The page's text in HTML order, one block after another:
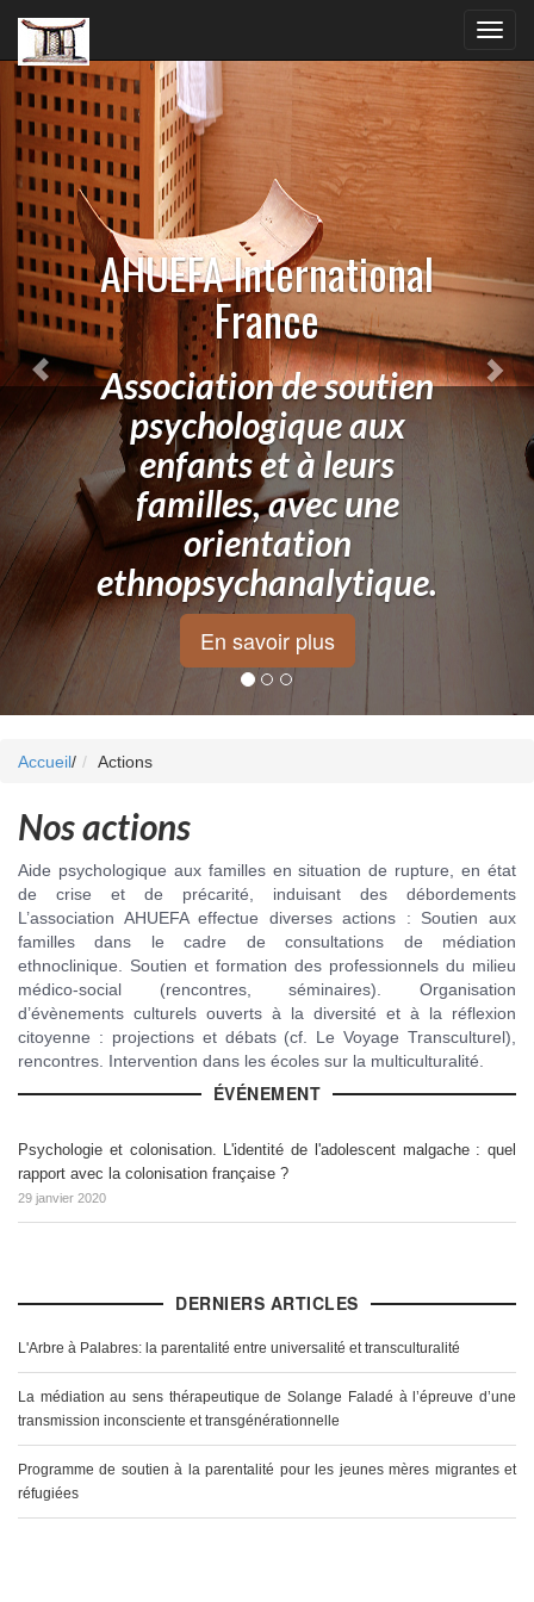
AHUEFA International
France
Association de soutien
psychologique aux
enfants et à leurs
familles, avec une
orientation
ethnopsychanalytique.
En savoir plus
Previous
Accueil/ Actions
Nos actions
Aide psychologique aux familles en situation de rupture, en état
de crise et de précarité, induisant des débordements
L’association AHUEFA effectue diverses actions : Soutien aux
familles dans le cadre de consultations de médiation
ethnoclinique. Soutien et formation des professionnels du milieu
médico-social (rencontres, séminaires). Organisation
d’évènements culturels ouverts à la diversité et à la réflexion
citoyenne : projections et débats (cf. Le Voyage Transculturel),
rencontres. Intervention dans les écoles sur la multiculturalité.
ÉVÉNEMENT
Psychologie et colonisation. L'identité de l'adolescent malgache : quel
rapport avec la colonisation française ?
29 janvier 2020
DERNIERS ARTICLES
L'Arbre à Palabres: la parentalité entre universalité et transculturalité
La médiation au sens thérapeutique de Solange Faladé à l’épreuve d’une
transmission inconsciente et transgénérationnelle
Programme de soutien à la parentalité pour les jeunes mères migrantes et
réfugiées